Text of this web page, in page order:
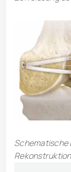
Schematische